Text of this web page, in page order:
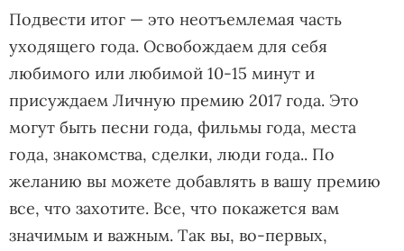
Подвести итог — это неотъемлемая часть
уходящего года. Освобождаем для себя
любимого или любимой 10-15 минут и
присуждаем Личную премию 2017 года. Это
могут быть песни года, фильмы года, места
года, знакомства, сделки, люди года.. По
желанию вы можете добавлять в вашу премию
все, что захотите. Все, что покажется вам
значимым и важным. Так вы, во-первых,